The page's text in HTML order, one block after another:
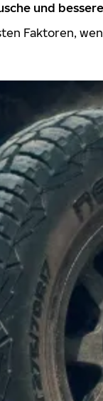
und
Faktoren,